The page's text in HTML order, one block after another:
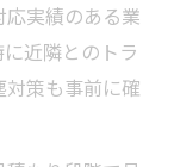
実績のある業
近隣とのトラ
策も事前に確